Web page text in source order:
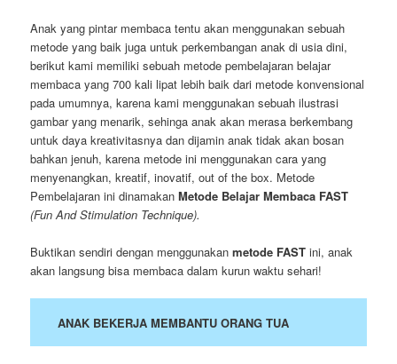
Anak yang pintar membaca tentu akan menggunakan sebuah
metode yang baik juga untuk perkembangan anak di usia dini,
berikut kami memiliki sebuah metode pembelajaran belajar
membaca yang 700 kali lipat lebih baik dari metode konvensional
pada umumnya, karena kami menggunakan sebuah ilustrasi
gambar yang menarik, sehinga anak akan merasa berkembang
untuk daya kreativitasnya dan dijamin anak tidak akan bosan
bahkan jenuh, karena metode ini menggunakan cara yang
menyenangkan, kreatif, inovatif, out of the box. Metode
Pembelajaran ini dinamakanMetode Belajar Membaca FAST
(Fun And Stimulation Technique).
Buktikan sendiri dengan menggunakanmetode FAST ini, anak
akan langsung bisa membaca dalam kurun waktu sehari!
ANAK BEKERJA MEMBANTU ORANG TUA